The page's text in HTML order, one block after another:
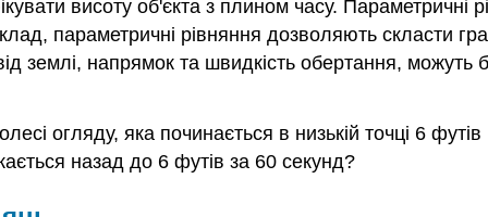
висоту об'єкта з плином часу. Параметричні
параметричні рівняння дозволяють скласти
від землі, напрямок та швидкість обертання,
огляду, яка починається в низькій точці 6
назад до 6 футів за 60 секунд?